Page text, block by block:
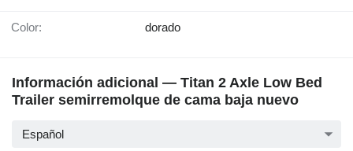
Color: dorado
Información adicional — Titan 2 Axle Low Bed
Trailer semirremolque de cama baja nuevo
Español